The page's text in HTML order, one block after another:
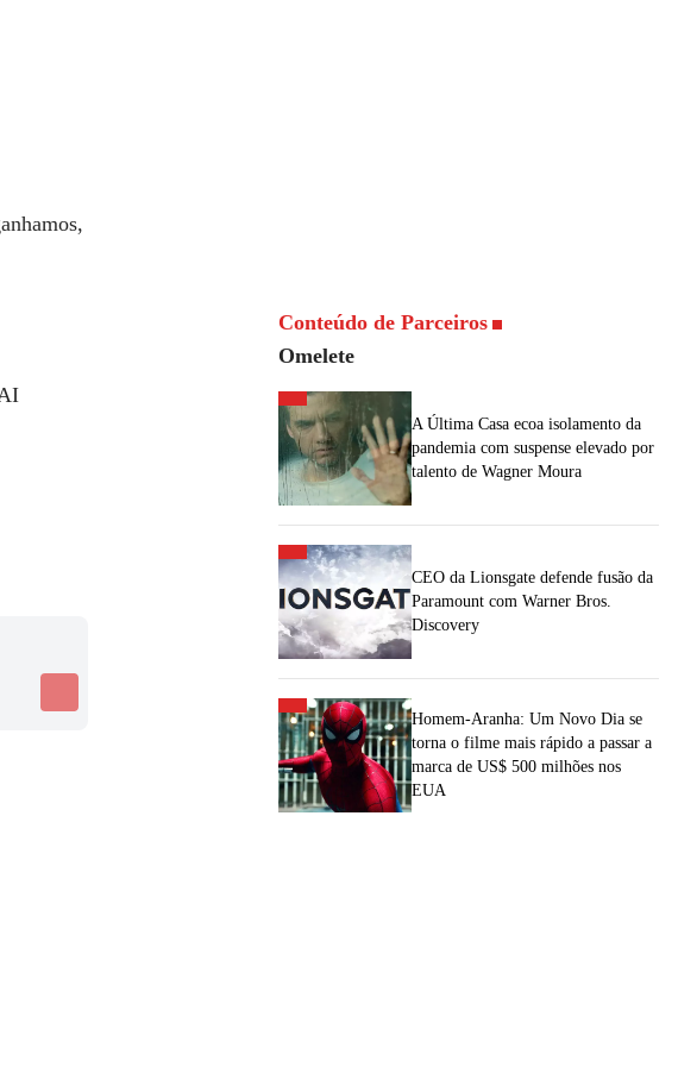
Conteúdo de Parceiros
Omelete
A Última Casa ecoa isolamento da
pandemia com suspense elevado por
talento de Wagner Moura
CEO da Lionsgate defende fusão da
Paramount com Warner Bros.
Discovery
Homem-Aranha: Um Novo Dia se
torna o filme mais rápido a passar a
marca de US$ 500 milhões nos
EUA